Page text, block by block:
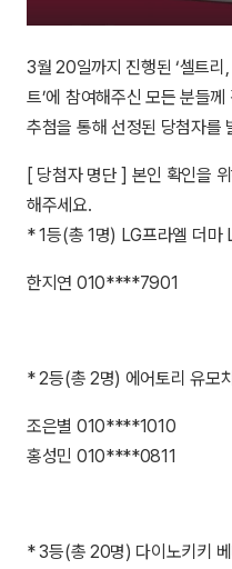
3월 20일까지 진행된 ‘셀트
트’에 참여해주신 모든 분들께
추첨을 통해 선정된 당첨자를
[ 당첨자 명단 ] 본인 확인을
해주세요.
* 1등(총 1명) LG프라엘 더마
한지연 010****7901
* 2등(총 2명) 에어토리 유모
조은별 010****1010
홍성민 010****0811
* 3등(총 20명) 다이노키키